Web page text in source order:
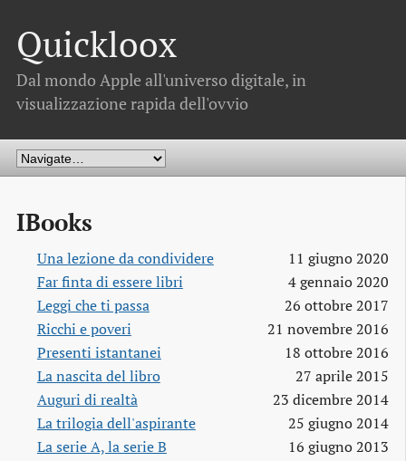
Quickloox
Dal mondo Apple all'universo digitale, in
visualizzazione rapida dell'ovvio
IBooks
Una lezione da condividere
11 giugno 2020
Far finta di essere libri
4 gennaio 2020
Leggi che ti passa
26 ottobre 2017
Ricchi e poveri
21 novembre 2016
Presenti istantanei
18 ottobre 2016
La nascita del libro
27 aprile 2015
Auguri di realtà
23 dicembre 2014
La trilogia dell'aspirante
25 giugno 2014
La serie A, la serie B
16 giugno 2013